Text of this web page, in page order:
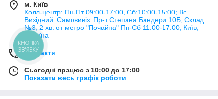
м. Київ
Колл-центр: Пн-Пт 09:00-17:00, Сб:10:00-15:00; Вс
Вихідний. Самовивіз: Пр-т Степана Бандери 10Б, Склад
№3, 2 хв. от метро "Почайна" Пн-Cб 11:00-17:00, Київ,
Україна
Контакти
Сьогодні працює з 10:00 до 17:00
Показати весь графік роботи
КНОПКА
ЗВ'ЯЗКУ